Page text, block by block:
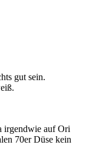
gut sein.
irgendwie auf Ori
70er Düse kein